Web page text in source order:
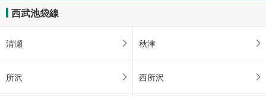
西武池袋線
清瀬 秋津
所沢 西所沢